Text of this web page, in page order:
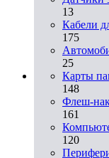
13
Кабели
175
25
Карты
148
Флеш-
161
120